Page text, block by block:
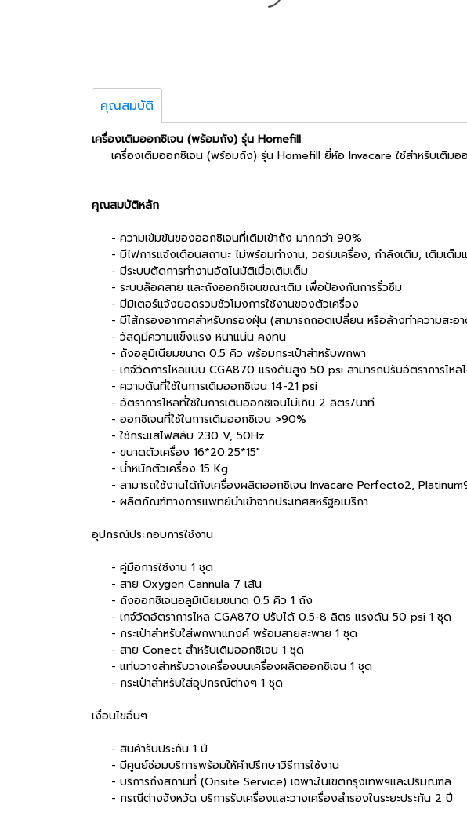
คุณสมบัติ
เครื่องเติมออกซิเจน (พร้อมถัง) รุ่น Homefill
เครื่องเติมออกซิเจน (พร้อมถัง) รุ่น Homefill ยี่ห้อ Invacare ใช้สำหรับเติมอ
คุณสมบัติหลัก
- ความเข้มข้นของออกซิเจนที่เติมเข้าถัง มากกว่า 90%
- มีไฟการแจ้งเตือนสถานะ ไม่พร้อมทำงาน, วอร์มเครื่อง, กำลังเติม, เติมเต็
- มีระบบตัดการทำงานอัตโนมัติเมื่อเติมเต็ม
- ระบบล็อคสาย และถังออกซิเจนขณะเติม เพื่อป้องกันการรั่วซึม
- มีมิเตอร์แจ้งยอดรวมชั่วโมงการใช้งานของตัวเครื่อง
- มีไส้กรองอากาศสำหรับกรองฝุ่น (สามารถถอดเปลี่ยน หรือล้างทำความสะอ
- วัสดุมีความแข็งแรง หนาแน่น คงทน
- ถังอลูมิเนียมขนาด 0.5 คิว พร้อมกระเป๋าสำหรับพกพา
- เกจ์วัดการไหลแบบ CGA870 แรงดันสูง 50 psi สามารถปรับอัตราการไห
- ความดันที่ใช้ในการเติมออกซิเจน 14-21 psi
- อัตราการไหลที่ใช้ในการเติมออกซิเจนไม่เกิน 2 ลิตร/นาที
- ออกซิเจนที่ใช้ในการเติมออกซิเจน >90%
- ใช้กระแสไฟสลับ 230 V, 50Hz
- ขนาดตัวเครื่อง 16*20.25*15"
- น้ำหนักตัวเครื่อง 15 Kg.
- สามารถใช้งานได้กับเครื่องผลิตออกซิเจน Invacare Perfecto2,
- ผลิตภัณฑ์ทางการแพทย์นำเข้าจากประเทศสหรัฐอเมริกา
อุปกรณ์ประกอบการใช้งาน
- คู่มือการใช้งาน 1 ชุด
- สาย Oxygen Cannula 7 เส้น
- ถังออกซิเจนอลูมิเนียมขนาด 0.5 คิว 1 ถัง
- เกจ์วัดอัตราการไหล CGA870 ปรับได้ 0.5-8 ลิตร แรงดัน 50 psi 1 ชุด
- กระเป๋าสำหรับใส่พกพาแทงค์ พร้อมสายสะพาย 1 ชุด
- สาย Conect สำหรับเติมออกซิเจน 1 ชุด
- แท่นวางสำหรับวางเครื่องบนเครื่องผลิตออกซิเจน 1 ชุด
- กระเป๋าสำหรับใส่อุปกรณ์ต่างๆ 1 ชุด
เงื่อนไขอื่นๆ
- สินค้ารับประกัน 1 ปี
- มีศูนย์ซ่อมบริการพร้อมให้คำปรึกษาวิธีการใช้งาน
- บริการถึงสถานที่ (Onsite Service) เฉพาะในเขตกรุงเทพฯและปริมณฑล
- กรณีต่างจังหวัด บริการรับเครื่องและวางเครื่องสำรองในระยะประกัน 2 ปี